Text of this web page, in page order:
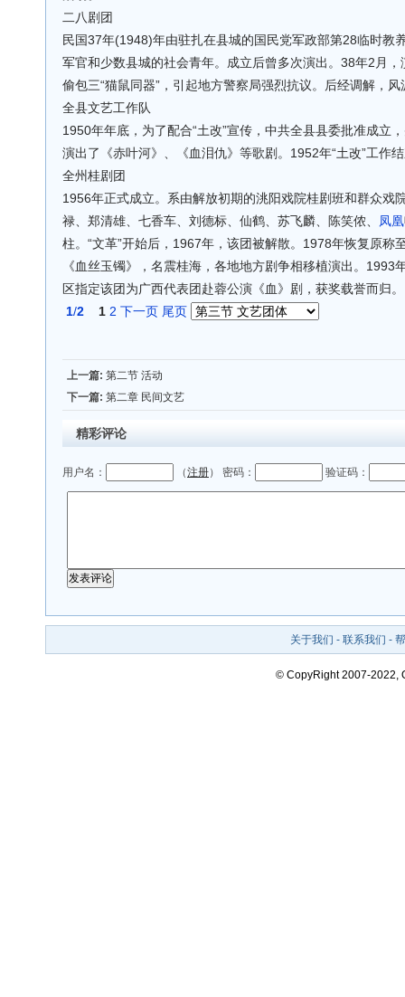
二八剧团
民国37年(1948)年由驻扎在县城的国民党军政部第28临时教
军官和少数县城的社会青年。成立后曾多次演出。38年2月
偷包三“猫鼠同器”，引起地方警察局强烈抗议。后经调解，
全县文艺工作队
1950年年底，为了配合“土改”宣传，中共全县县委批准成立
演出了《赤叶河》、《血泪仇》等歌剧。1952年“土改”工作
全州桂剧团
1956年正式成立。系由解放初期的洮阳戏院桂剧班和群众戏
禄、郑清雄、七香车、刘德标、仙鹤、苏飞麟、陈笑侬、
凤凰
柱。“文革”开始后，1967年，该团被解散。1978年恢复原称
《血丝玉镯》，名震桂海，各地地方剧争相移植演出。1993
区指定该团为广西代表团赴蓉公演《血》剧，获奖载誉而归。
1/2 1 2 下一页 尾页
上一篇: 第二节 活动
下一篇: 第二章 民间文艺
精彩评论
用户名： （注册） 密码： 验证码：
关于我们 - 联系我们 -
© CopyRight 2007-2022,